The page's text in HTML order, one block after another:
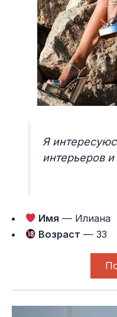
Я
интерьеров
Имя — Илиана
Возраст — 33